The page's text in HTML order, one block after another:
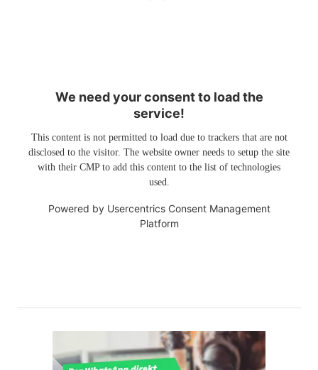
We need your consent to load the
service!
This content is not permitted to load due to trackers that are not
disclosed to the visitor. The website owner needs to setup the site
with their CMP to add this content to the list of technologies
used.
Powered by Usercentrics Consent Management
Platform